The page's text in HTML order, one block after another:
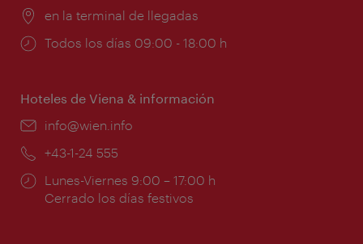
Lugar:
en la terminal de llegadas
Horarios
Todos los días 09:00 - 18:00 h
Hoteles de Viena & información
e-
info@wien.info
Teléfono:
+43-1-24 555
Horarios
de
Lunes-Viernes 9:00 – 17:00 h
Cerrado los días festivos